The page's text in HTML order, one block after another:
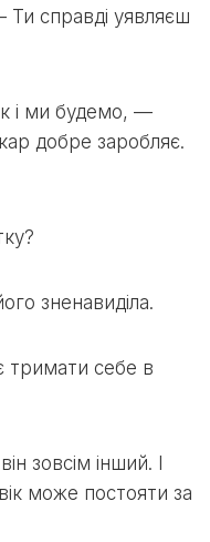
справді уявляєш
і ми будемо, —
добре заробляє.
зненавиділа.
тримати себе в
зовсім інший. І
може постояти за